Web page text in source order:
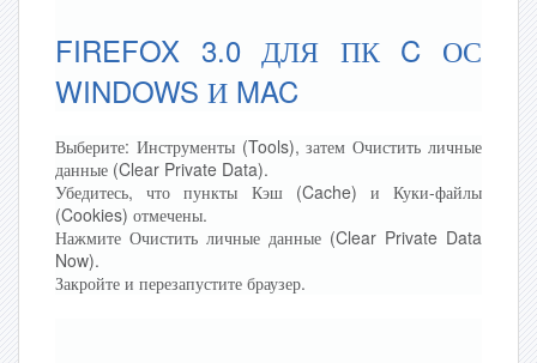
FIREFOX 3.0 ДЛЯ ПК C ОС
WINDOWS И MAC
Выберите: Инструменты (Tools), затем Очистить личные
данные (Clear Private Data).
Убедитесь, что пункты Кэш (Cache) и Куки-файлы
(Cookies) отмечены.
Нажмите Очистить личные данные (Clear Private Data
Now).
Закройте и перезапустите браузер.